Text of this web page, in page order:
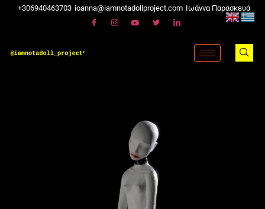
+306940463703 ioanna@iamnotadollproject.com Ιωάννα Παρασκευά